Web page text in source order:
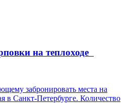
на теплоходе
забронировать места на
Санкт-Петербурге. Количество